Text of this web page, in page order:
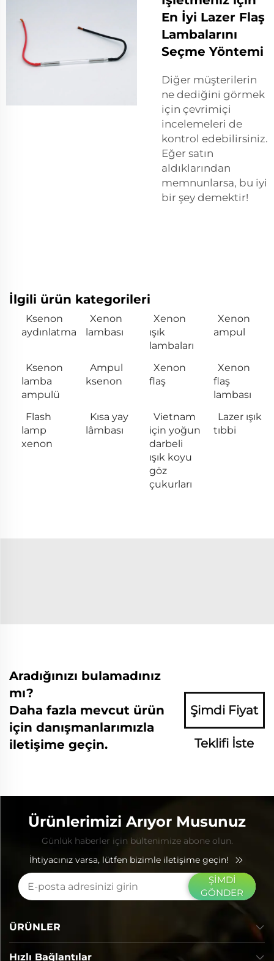
En İyi Lazer Flaş
Lambalarını
Seçme Yöntemi
Diğer müşterilerin
ne dediğini görmek
için çevrimiçi
incelemeleri de
kontrol edebilirsiniz.
Eğer satın
aldıklarından
memnunlarsa, bu iyi
bir şey demektir!
İlgili ürün kategorileri
Ksenon
aydınlatma
Xenon
lambası
Xenon
ışık
lambaları
Xenon
ampul
Ksenon
lamba
ampulü
Ampul
ksenon
Xenon
flaş
Xenon
flaş
lambası
Flash
lamp
xenon
Kısa yay
lâmbası
Vietnam
için yoğun
darbeli
ışık koyu
göz
çukurları
Lazer ışık
tıbbi
Aradığınızı bulamadınız
mı?
Daha fazla mevcut ürün
için danışmanlarımızla
iletişime geçin.
Şimdi Fiyat
Teklifi İste
Ürünlerimizi Arıyor Musunuz
Günlük haberler için bültenimize abone olun.
İhtiyacınız varsa, lütfen bizimle iletişime geçin!
ŞİMDİ
GÖNDER
Hızlı Bağlantılar
ÜRÜNLER